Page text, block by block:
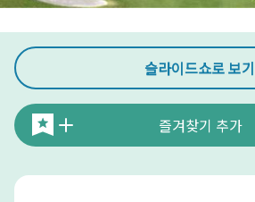
슬라이드쇼로 보기
즐겨찾기 추가